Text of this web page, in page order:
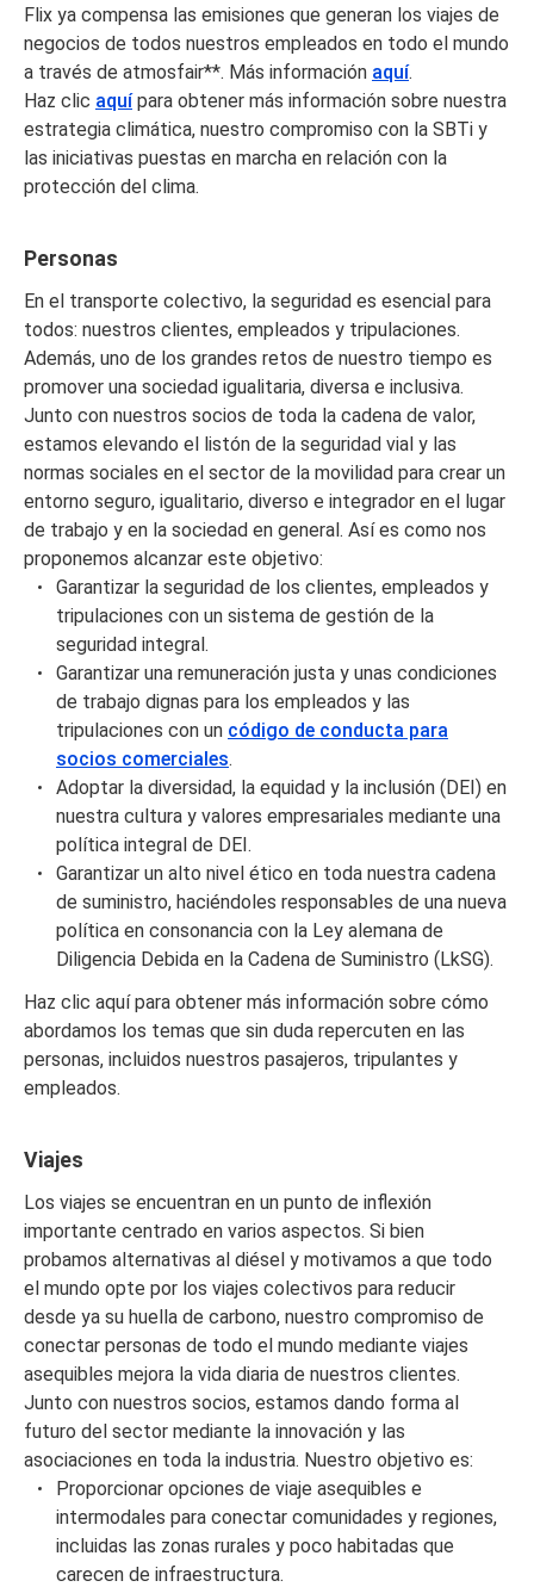
Flix ya compensa las emisiones que generan los viajes de
negocios de todos nuestros empleados en todo el mundo
a través de atmosfair**. Más información aquí.
Haz clic aquípara obtener más información sobre nuestra
estrategia climática, nuestro compromiso con la SBTi y
las iniciativas puestas en marcha en relación con la
protección del clima.
Personas
En el transporte colectivo, la seguridad es esencial para
todos: nuestros clientes, empleados y tripulaciones.
Además, uno de los grandes retos de nuestro tiempo es
promover una sociedad igualitaria, diversa e inclusiva.
Junto con nuestros socios de toda la cadena de valor,
estamos elevando el listón de la seguridad vial y las
normas sociales en el sector de la movilidad para crear un
entorno seguro, igualitario, diverso e integrador en el lugar
de trabajo y en la sociedad en general. Así es como nos
proponemos alcanzar este objetivo:
Garantizar la seguridad de los clientes, empleados y
tripulaciones con un sistema de gestión de la
seguridad integral.
Garantizar una remuneración justa y unas condiciones
de trabajo dignas para los empleados y las
tripulaciones con un código de conducta para
socios comerciales.
Adoptar la diversidad, la equidad y la inclusión (DEI) en
nuestra cultura y valores empresariales mediante una
política integral de DEI.
Garantizar un alto nivel ético en toda nuestra cadena
de suministro, haciéndoles responsables de una nueva
política en consonancia con la Ley alemana de
Diligencia Debida en la Cadena de Suministro (LkSG).
Haz clic aquí para obtener más información sobre cómo
abordamos los temas que sin duda repercuten en las
personas, incluidos nuestros pasajeros, tripulantes y
empleados.
Viajes
Los viajes se encuentran en un punto de inflexión
importante centrado en varios aspectos. Si bien
probamos alternativas al diésel y motivamos a que todo
el mundo opte por los viajes colectivos para reducir
desde ya su huella de carbono, nuestro compromiso de
conectar personas de todo el mundo mediante viajes
asequibles mejora la vida diaria de nuestros clientes.
Junto con nuestros socios, estamos dando forma al
futuro del sector mediante la innovación y las
asociaciones en toda la industria. Nuestro objetivo es:
Proporcionar opciones de viaje asequibles e
intermodales para conectar comunidades y regiones,
incluidas las zonas rurales y poco habitadas que
carecen de infraestructura.